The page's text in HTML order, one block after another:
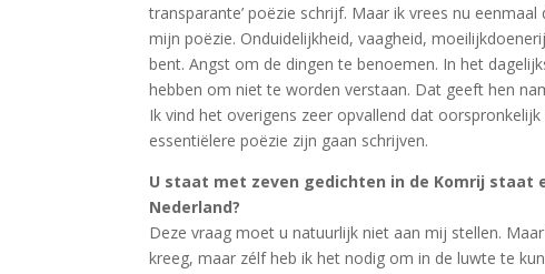
transparante’ poëzie schrijf. Maar ik vrees nu
mijn poëzie. Onduidelijkheid, vaagheid,
bent. Angst om de dingen te benoemen. In het
hebben om niet te worden verstaan. Dat geeft hen
Ik vind het overigens zeer opvallend dat
essentiëlere poëzie zijn gaan schrijven.
U staat met zeven gedichten in de Komrij staat
Nederland?
Deze vraag moet u natuurlijk niet aan mij stellen.
kreeg, maar zélf heb ik het nodig om in de luwte te